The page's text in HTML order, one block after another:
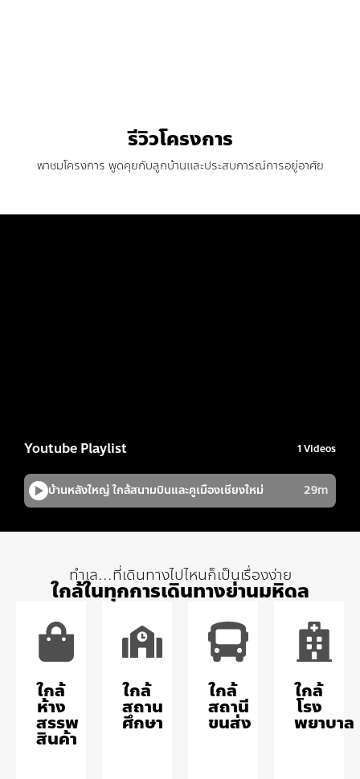
รีวิวโครงการ
พาชมโครงการ พูดคุยกับลูกบ้านและประสบการณ์การอยู่อาศัย
ทำเล...ที่เดินทางไปไหนก็เป็นเรื่องง่าย
ใกล้ในทุกการเดินทางย่านมหิดล
ใกล้
ห้าง
สรรพ
สินค้า
ใกล้
สถาน
ศึกษา
ใกล้
สถานี
ขนส่ง
ใกล้
โรง
พยาบาล